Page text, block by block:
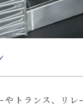
やトランス、リレ